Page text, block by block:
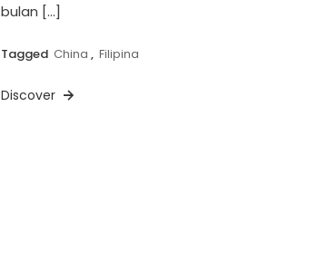
bulan […]
Tagged China , Filipina
Discover